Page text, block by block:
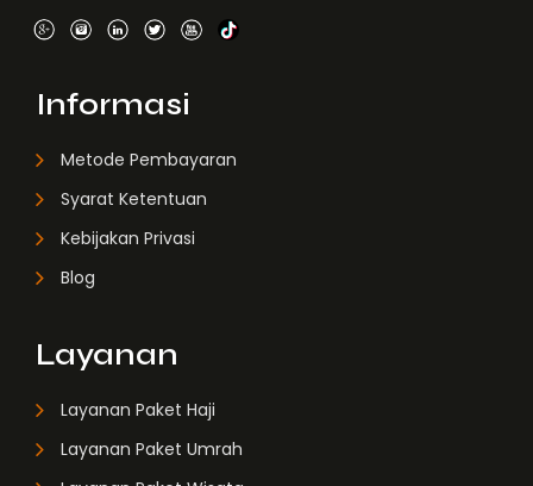
Informasi
Metode Pembayaran
Syarat Ketentuan
Kebijakan Privasi
Blog
Layanan
Layanan Paket Haji
Layanan Paket Umrah